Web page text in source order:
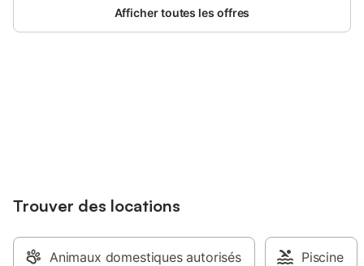
pool table, free private parking and free
Afficher toutes les offres
Trouver des locations
Animaux domestiques autorisés Piscine